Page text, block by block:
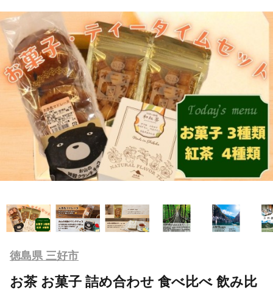
徳島県 三好市
お茶 お菓子 詰め合わせ 食べ比べ 飲み比